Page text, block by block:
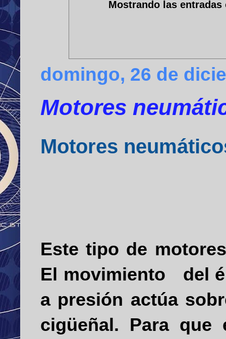
Mostrando las
domingo, 26 de
Motores
Motores
Este tipo de
El movimiento
del
a presión actúa
cigüeñal. Para que